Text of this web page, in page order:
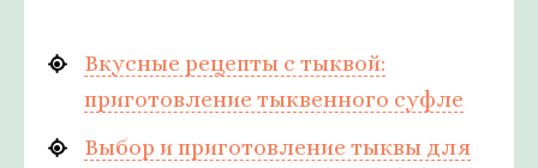
Вкусные рецепты с тыквой:
приготовление тыквенного суфле
Выбор и приготовление тыквы для